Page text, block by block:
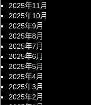
2025年11月
2025年10月
2025年9月
2025年8月
2025年7月
2025年6月
2025年5月
2025年4月
2025年3月
2025年2月